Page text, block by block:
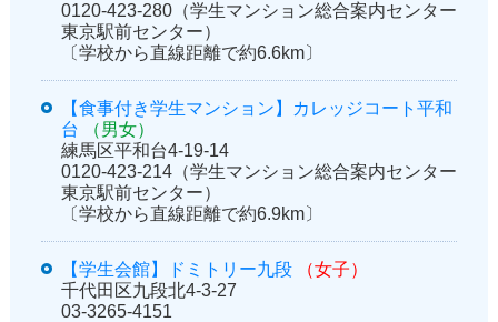
0120-423-280（学生マンション総合案内センター
東京駅前センター）
〔学校から直線距離で約6.6km〕
【食事付き学生マンション】カレッジコート平和
台
（男女）
練馬区平和台4-19-14
0120-423-214（学生マンション総合案内センター
東京駅前センター）
〔学校から直線距離で約6.9km〕
【学生会館】ドミトリー九段
（女子）
千代田区九段北4-3-27
03-3265-4151